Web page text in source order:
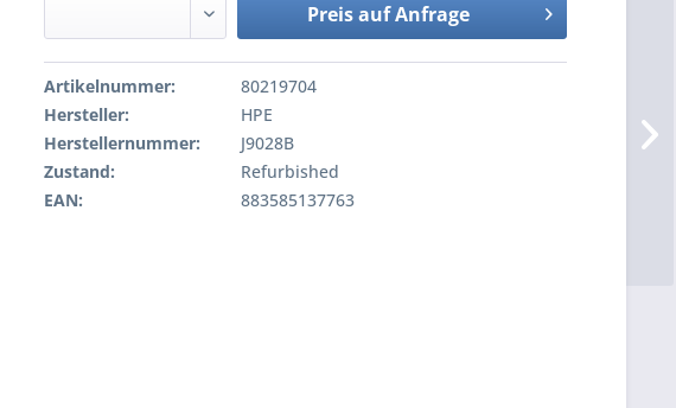
Preis auf Anfrage
Artikelnummer:
80219704
Hersteller:
HPE
Herstellernummer:
J9028B
Zustand:
Refurbished
EAN:
883585137763